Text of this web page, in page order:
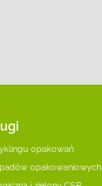
opakowań
opakowaniowych